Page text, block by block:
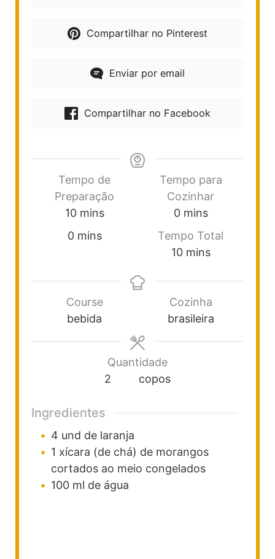
Compartilhar no Pinterest
Enviar por email
Compartilhar no Facebook
Tempo de
Preparação
10 mins
Tempo para
Cozinhar
0 mins
0 mins
Tempo Total
10 mins
Course
bebida
Cozinha
brasileira
Quantidade
2
copos
Ingredientes
4 und de laranja
1 xícara (de chá) de morangos
cortados ao meio congelados
100 ml de água